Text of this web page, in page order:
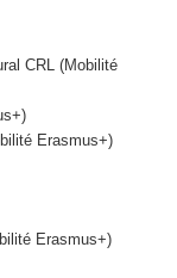
CRL (Mobilité
Erasmus+)
Erasmus+)